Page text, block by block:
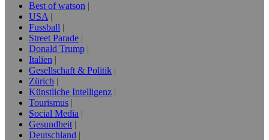
Best of watson
USA
Fussball
Street Parade
Donald Trump
Italien
Gesellschaft & Politik
Zürich
Künstliche Intelligenz
Tourismus
Social Media
Gesundheit
Deutschland